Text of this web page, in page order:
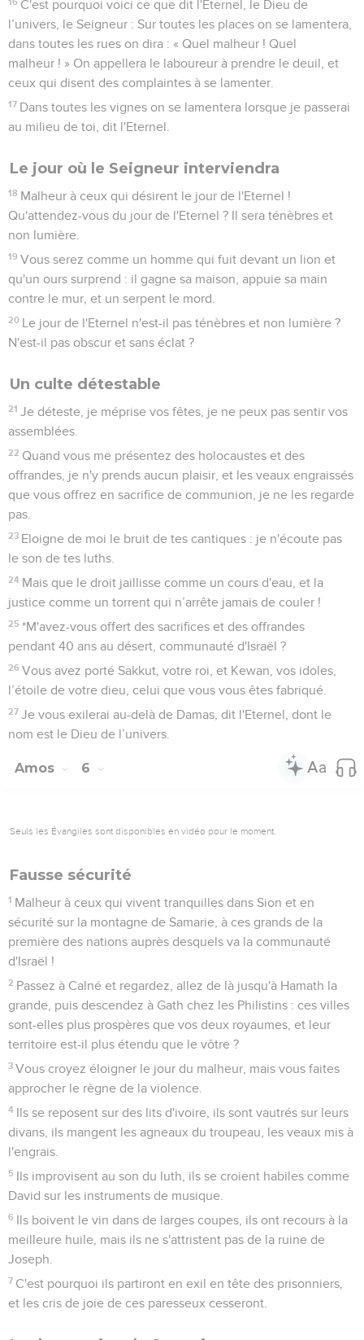
C'est pourquoi voici ce que dit l'Eternel, le Dieu de
l’univers, le Seigneur : Sur toutes les places on se lamentera,
dans toutes les rues on dira : « Quel malheur ! Quel
malheur ! » On appellera le laboureur à prendre le deuil, et
ceux qui disent des complaintes à se lamenter.
17 Dans toutes les vignes on se lamentera lorsque je passerai
au milieu de toi, dit l'Eternel.
Le jour où le Seigneur interviendra
18 Malheur à ceux qui désirent le jour de l'Eternel !
Qu'attendez-vous du jour de l'Eternel ? Il sera ténèbres et
non lumière.
19 Vous serez comme un homme qui fuit devant un lion et
qu'un ours surprend : il gagne sa maison, appuie sa main
contre le mur, et un serpent le mord.
20 Le jour de l'Eternel n'est-il pas ténèbres et non lumière ?
N'est-il pas obscur et sans éclat ?
Un culte détestable
21 Je déteste, je méprise vos fêtes, je ne peux pas sentir vos
assemblées.
22 Quand vous me présentez des holocaustes et des
offrandes, je n'y prends aucun plaisir, et les veaux engraissés
que vous offrez en sacrifice de communion, je ne les regarde
pas.
23 Eloigne de moi le bruit de tes cantiques : je n'écoute pas
le son de tes luths.
24 Mais que le droit jaillisse comme un cours d'eau, et la
justice comme un torrent qui n’arrête jamais de couler !
25 *M'avez-vous offert des sacrifices et des offrandes
pendant 40 ans au désert, communauté d'Israël ?
26 Vous avez porté Sakkut, votre roi, et Kewan, vos idoles,
l’étoile de votre dieu, celui que vous vous êtes fabriqué.
27 Je vous exilerai au-delà de Damas, dit l'Eternel, dont le
nom est le Dieu de l’univers.
Amos 6
Seuls les Évangiles sont disponibles en vidéo pour le moment.
Fausse sécurité
1 Malheur à ceux qui vivent tranquilles dans Sion et en
sécurité sur la montagne de Samarie, à ces grands de la
première des nations auprès desquels va la communauté
d'Israël !
2 Passez à Calné et regardez, allez de là jusqu'à Hamath la
grande, puis descendez à Gath chez les Philistins : ces villes
sont-elles plus prospères que vos deux royaumes, et leur
territoire est-il plus étendu que le vôtre ?
3 Vous croyez éloigner le jour du malheur, mais vous faites
approcher le règne de la violence.
4 Ils se reposent sur des lits d'ivoire, ils sont vautrés sur leurs
divans, ils mangent les agneaux du troupeau, les veaux mis à
l'engrais.
5 Ils improvisent au son du luth, ils se croient habiles comme
David sur les instruments de musique.
6 Ils boivent le vin dans de larges coupes, ils ont recours à la
meilleure huile, mais ils ne s'attristent pas de la ruine de
Joseph.
7 C'est pourquoi ils partiront en exil en tête des prisonniers,
et les cris de joie de ces paresseux cesseront.